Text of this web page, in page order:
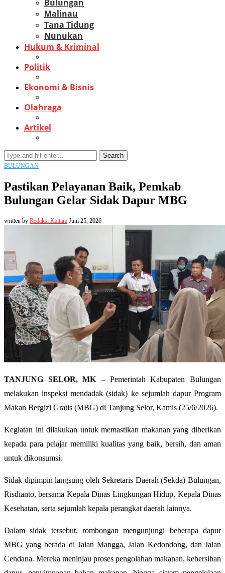
Bulungan
Malinau
Tana Tidung
Nunukan
Hukum & Kriminal
Politik
Ekonomi & Bisnis
Olahraga
Artikel
Search
BULUNGAN
Pastikan Pelayanan Baik, Pemkab
Bulungan Gelar Sidak Dapur MBG
written by Redaksi Kaltara Juni 25, 2026
TANJUNG SELOR, MK – Pemerintah Kabupaten Bulungan
melakukan inspeksi mendadak (sidak) ke sejumlah dapur Program
Makan Bergizi Gratis (MBG) di Tanjung Selor, Kamis (25/6/2026).
Kegiatan ini dilakukan untuk memastikan makanan yang diberikan
kepada para pelajar memiliki kualitas yang baik, bersih, dan aman
untuk dikonsumsi.
Sidak dipimpin langsung oleh Sekretaris Daerah (Sekda) Bulungan,
Risdianto, bersama Kepala Dinas Lingkungan Hidup, Kepala Dinas
Kesehatan, serta sejumlah kepala perangkat daerah lainnya.
Dalam sidak tersebut, rombongan mengunjungi beberapa dapur
MBG yang berada di Jalan Mangga, Jalan Kedondong, dan Jalan
Cendana. Mereka meninjau proses pengolahan makanan, kebersihan